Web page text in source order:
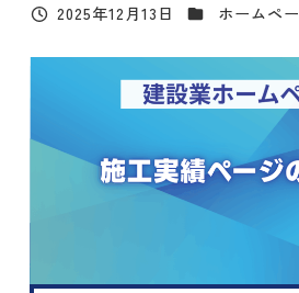
投稿日2025年12月13日 カテゴリー
ホームペ